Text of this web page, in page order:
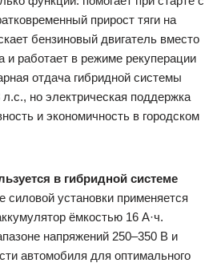
прирост тяги на
бензиновый двигатель вместо
и работает в режиме рекуперации
отдача гибридной системы
но электрическая поддержка
и экономичность в городском
в гибридной системе
силовой установки применяется
ёмкостью 16 А·ч.
напряжений 250–350 В и
автомобиля для оптимального